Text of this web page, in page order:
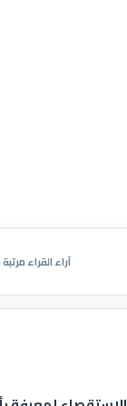
آراء القراء